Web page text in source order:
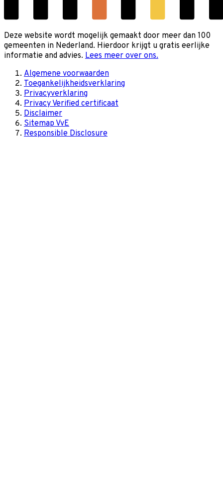
Deze website wordt mogelijk gemaakt door meer dan 100
gemeenten in Nederland. Hierdoor krijgt u gratis eerlijke
informatie and advies. Lees meer over ons.
Algemene voorwaarden
Toegankelijkheidsverklaring
Privacyverklaring
Privacy Verified certificaat
Disclaimer
Sitemap VvE
Responsible Disclosure